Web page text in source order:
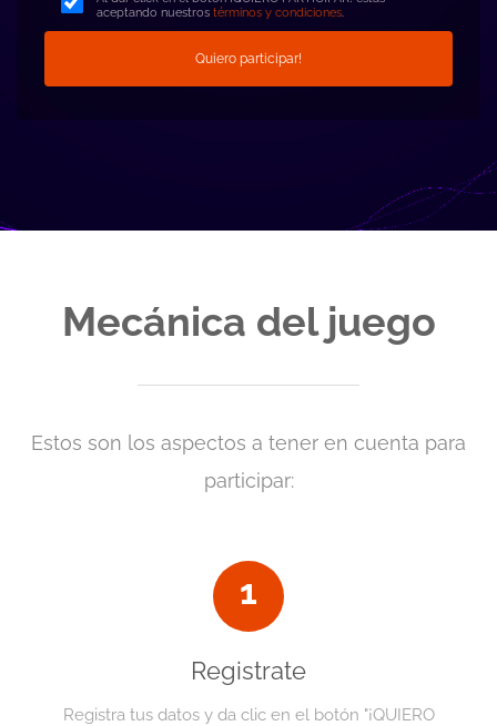
aceptando nuestros términos y condiciones.
Quiero participar!
Mecánica del juego
Estos son los aspectos a tener en cuenta para
participar:
1
Registrate
Registra tus datos y da clic en el botón "¡QUIERO